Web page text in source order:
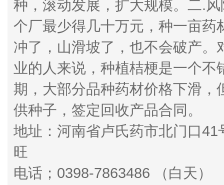
种，滚动发展，扩大规模。二.
个厂最少得几十万元，种一亩
冲了，山滑坡了，也不会破产
业的人来说，种植桔梗是一个
期，大部分品种药材价格下滑
供种子，签定回收产品合同。
地址：河南省卢氏药市北门
旺
电话；0398-7863486 （白天